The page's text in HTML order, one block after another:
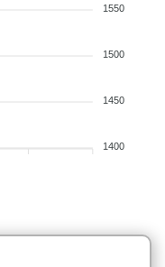
1550
1500
1450
1400